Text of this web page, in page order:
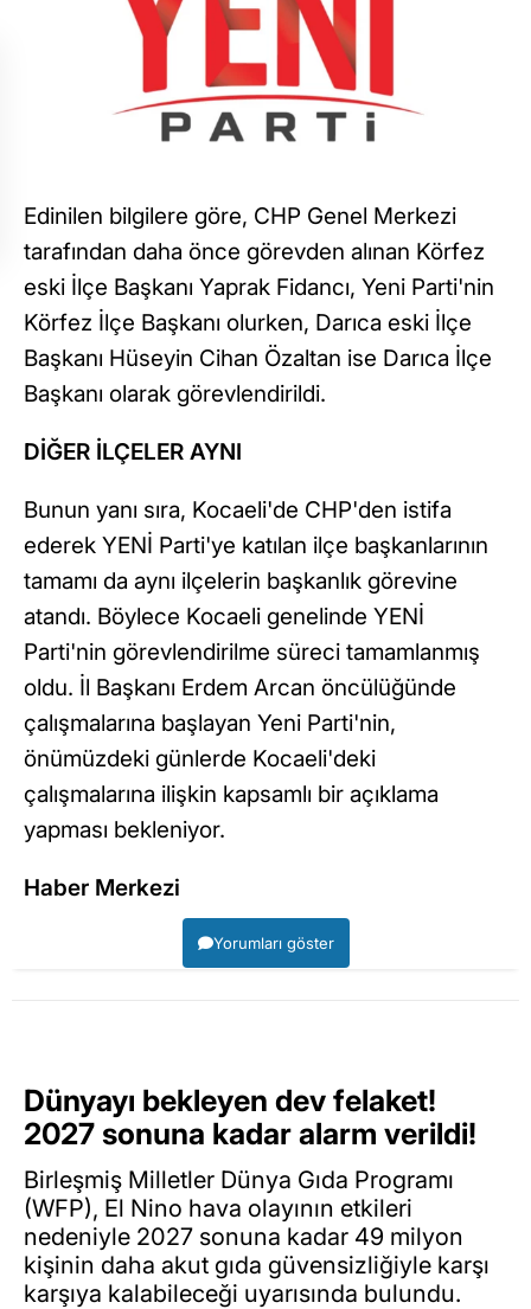
Edinilen bilgilere göre, CHP Genel Merkezi
tarafından daha önce görevden alınan Körfez
eski İlçe Başkanı Yaprak Fidancı, Yeni Parti'nin
Körfez İlçe Başkanı olurken, Darıca eski İlçe
Başkanı Hüseyin Cihan Özaltan ise Darıca İlçe
Başkanı olarak görevlendirildi.
DİĞER İLÇELER AYNI
Bunun yanı sıra, Kocaeli'de CHP'den istifa
ederek YENİ Parti'ye katılan ilçe başkanlarının
tamamı da aynı ilçelerin başkanlık görevine
atandı. Böylece Kocaeli genelinde YENİ
Parti'nin görevlendirilme süreci tamamlanmış
oldu. İl Başkanı Erdem Arcan öncülüğünde
çalışmalarına başlayan Yeni Parti'nin,
önümüzdeki günlerde Kocaeli'deki
çalışmalarına ilişkin kapsamlı bir açıklama
yapması bekleniyor.
Haber Merkezi
Yorumları göster
Dünyayı bekleyen dev felaket!
2027 sonuna kadar alarm verildi!
Birleşmiş Milletler Dünya Gıda Programı
(WFP), El Nino hava olayının etkileri
nedeniyle 2027 sonuna kadar 49 milyon
kişinin daha akut gıda güvensizliğiyle karşı
karşıya kalabileceği uyarısında bulundu.